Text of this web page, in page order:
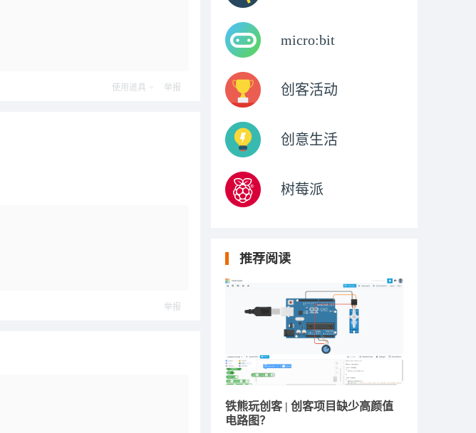
使用道具 举报
举报
micro:bit
创客活动
创意生活
树莓派
推荐阅读
铁熊玩创客 | 创客项目缺少高颜值
电路图？